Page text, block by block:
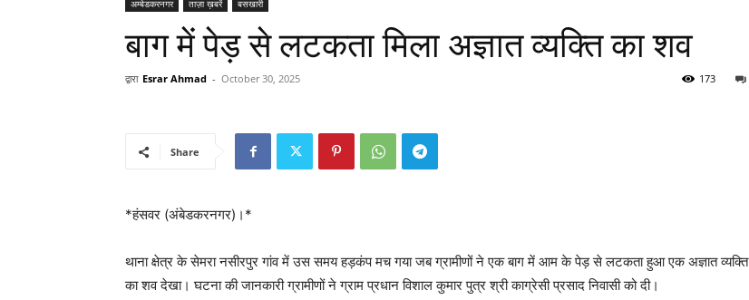
अम्बेडकरनगर ताज़ा ख़बरें बसखारी
बाग में पेड़ से लटकता मिला अज्ञात व्यक्ति का शव
द्वारा Esrar Ahmad - October 30, 2025 173
Share
*हंसवर (अंबेडकरनगर)।*
थाना क्षेत्र के सेमरा नसीरपुर गांव में उस समय हड़कंप मच गया जब ग्रामीणों ने एक बाग में आम के पेड़ से लटकता हुआ एक अज्ञात व्यक्ति
का शव देखा। घटना की जानकारी ग्रामीणों ने ग्राम प्रधान विशाल कुमार पुत्र श्री काग्रेसी प्रसाद निवासी को दी।